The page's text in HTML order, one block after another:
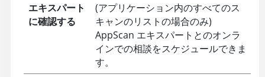
エキスパート
に確認する
(アプリケーション内のすべてのス
キャンのリストの場合のみ)
AppScan エキスパートとのオンラ
インでの相談をスケジュールできま
す。